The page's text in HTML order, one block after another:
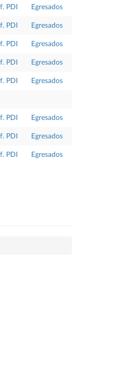
PDI Egresados
PDI Egresados
PDI Egresados
PDI Egresados
PDI Egresados
PDI Egresados
PDI Egresados
PDI Egresados